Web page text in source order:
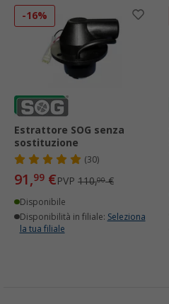
-16%
Estrattore SOG senza
sostituzione
(30)
91,99 €PVP 110,00€
Disponibile
Disponibilità in filiale: Seleziona
la tua filiale